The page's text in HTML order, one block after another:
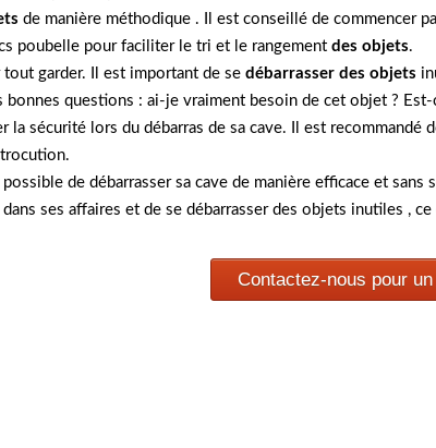
de manière méthodique . Il est conseillé de commencer
poubelle pour faciliter le tri et le rangement des objets.
garder. Il est important de se débarrasser des objets
questions : ai-je vraiment besoin de cet objet ?
la sécurité lors du débarras de sa cave. Il est
de débarrasser sa cave de manière efficace et
ses affaires et de se débarrasser des objets inutiles ,
Contactez-nous pour